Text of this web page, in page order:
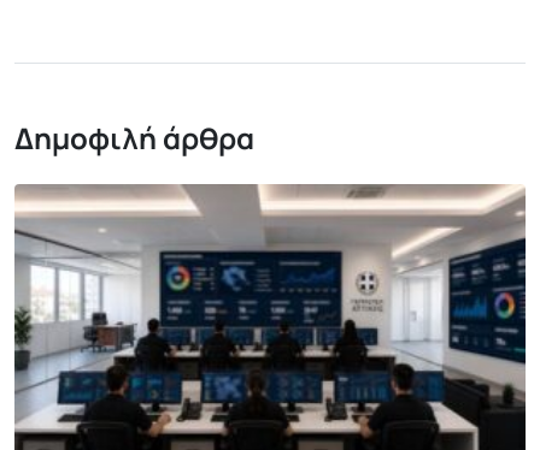
Δημοφιλή άρθρα